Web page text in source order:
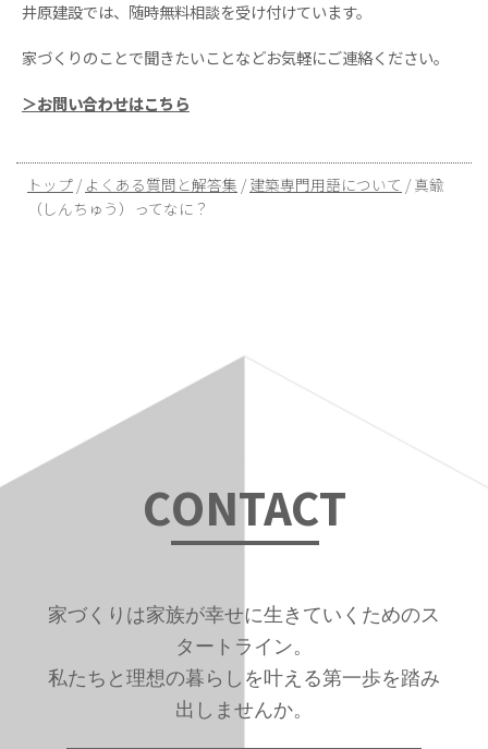
井原建設では、随時無料相談を受け付けています。
家づくりのことで聞きたいことなどお気軽にご連絡ください。
＞お問い合わせはこちら
現
在
トップ / よくある質問と解答集 / 建築専門用語について / 真鍮
（しんちゅう）ってなに？
CONTACT
家づくりは家族が幸せに生きていくためのス
タートライン。
私たちと理想の暮らしを叶える第一歩を踏み
出しませんか。